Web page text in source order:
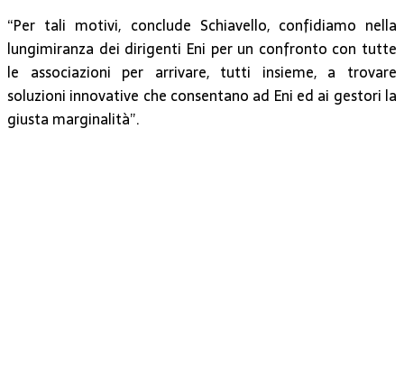
“Per tali motivi, conclude Schiavello, confidiamo nella
lungimiranza dei dirigenti Eni per un confronto con tutte
le associazioni per arrivare, tutti insieme, a trovare
soluzioni innovative che consentano ad Eni ed ai gestori la
giusta marginalità”.